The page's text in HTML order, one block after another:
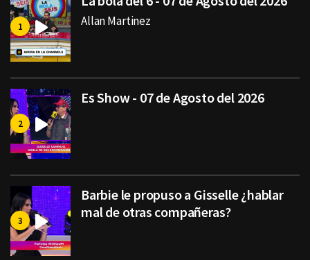
Allan Martinez
Es Show - 07 de Agosto del 2026
Barbie le propuso a Gisselle ¿hablar
mal de otras compañeras?